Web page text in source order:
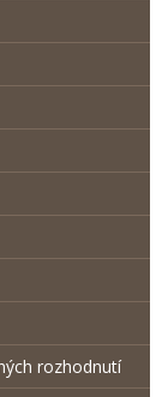
rozhodnutí